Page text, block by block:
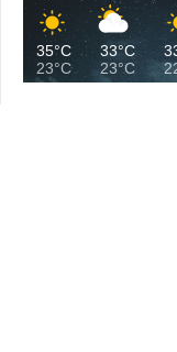
35°C
23°C
33°C
23°C